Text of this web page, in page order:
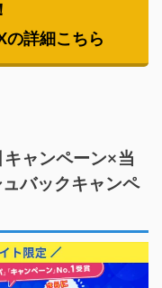
詳細こちら
ャンペーン×当
バックキャンペ